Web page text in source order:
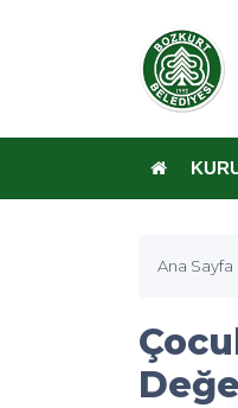
Ana Sayfa